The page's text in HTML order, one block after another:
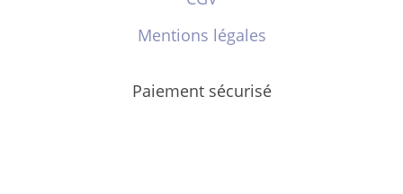
Mentions légales
Paiement sécurisé